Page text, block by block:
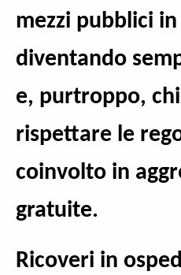
mezzi pubblici
diventando
e, purtroppo,
rispettare le
coinvolto in
gratuite.
Ricoveri in